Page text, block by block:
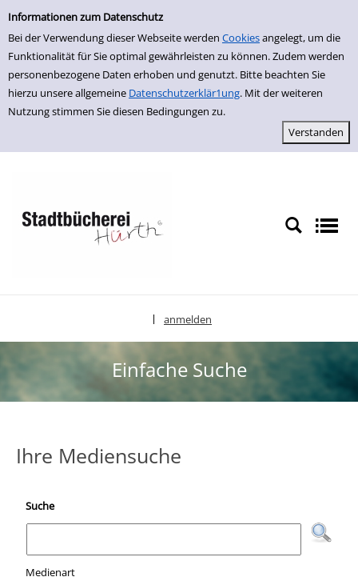
Einfache Suche
Informationen zum Datenschutz
Bei der Verwendung dieser Webseite werden Cookiesangelegt, um die
Funktionalität für Sie optimal gewährleisten zu können. Zudem werden
personenbezogene Daten erhoben und genutzt. Bitte beachten Sie
hierzu unsere allgemeine Datenschutzerklär1ung. Mit der weiteren
Nutzung stimmen Sie diesen Bedingungen zu.
zur Navigation springen
zum Inhalt springen
Zu den Suchfiltern springen
Zur Trefferliste springen
anmelden
Einfache Suche
Ihre Mediensuche
Suche
Medienart